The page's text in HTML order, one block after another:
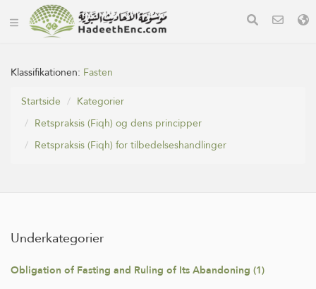
Klassifikationen: Fasten
Startside
Kategorier
Retspraksis (Fiqh) og dens principper
Retspraksis (Fiqh) for tilbedelseshandlinger
Underkategorier
Obligation of Fasting and Ruling of Its Abandoning (1)